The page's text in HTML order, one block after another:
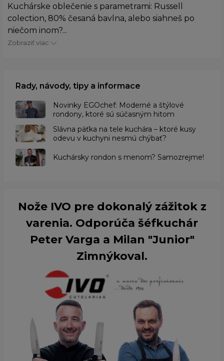
Kuchárske oblečenie s parametrami: Russell
colection, 80% česaná bavlna, alebo siahneš po
niečom inom?...
Zobraziť viac
Rady, návody, tipy a informace
Novinky EGOchef: Moderné a štýlové
rondony, ktoré sú súčasným hitom
Slávna päťka na tele kuchára – ktoré kusy
odevu v kuchyni nesmú chýbať?
Kuchársky rondon s menom? Samozrejme!
Nože IVO pre dokonalý zážitok z
varenia. Odporúča šéfkuchár
Peter Varga a Milan "Junior"
Zimnýkoval.